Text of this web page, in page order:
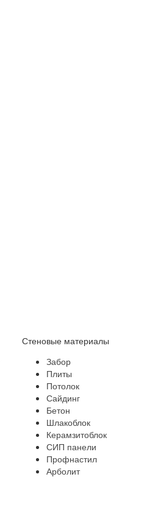
Стеновые материалы
Забор
Плиты
Потолок
Сайдинг
Бетон
Шлакоблок
Керамзитоблок
СИП панели
Профнастил
Арболит